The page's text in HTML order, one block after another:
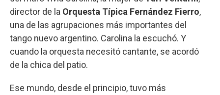
director de la Orquesta Típica Fernández Fierro,
una de las agrupaciones más importantes del
tango nuevo argentino. Carolina la escuchó. Y
cuando la orquesta necesitó cantante, se acordó
de la chica del patio.
Ese mundo, desde el principio, tuvo más